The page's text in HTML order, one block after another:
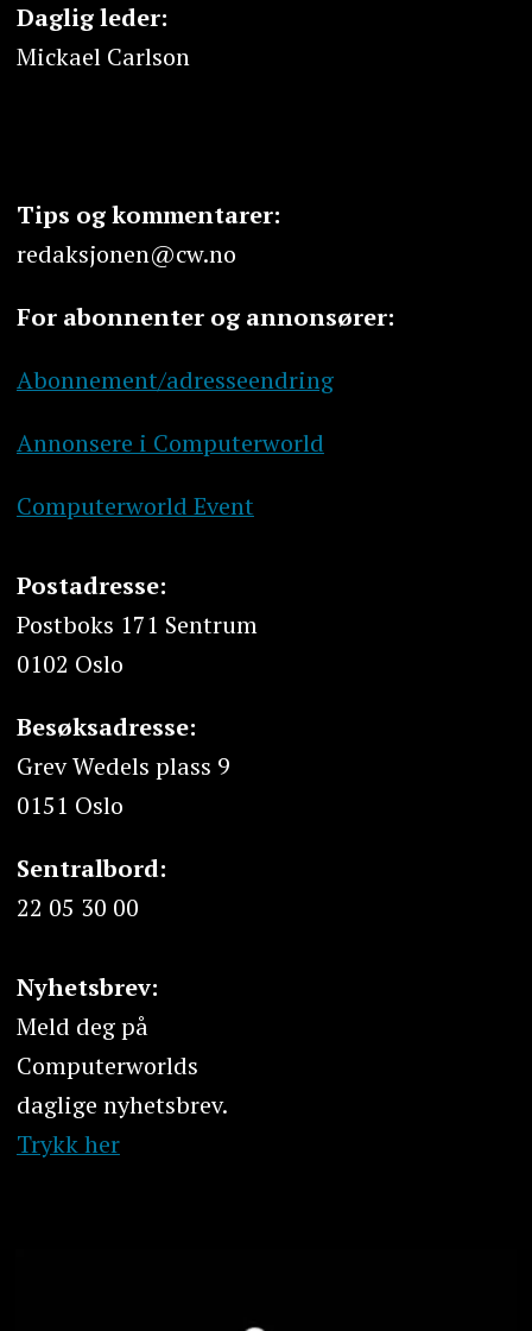
Daglig leder:
Mickael Carlson
Tips og kommentarer:
redaksjonen@cw.no
For abonnenter og annonsører:
Abonnement/adresseendring
Annonsere i Computerworld
Computerworld Event
Postadresse:
Postboks 171 Sentrum
0102 Oslo
Besøksadresse:
Grev Wedels plass 9
0151 Oslo
Sentralbord:
22 05 30 00
Nyhetsbrev:
Meld deg på
Computerworlds
daglige nyhetsbrev.
Trykk her